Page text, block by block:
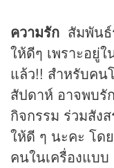
ความรัก สัมพัน
ให้ดีๆ เพราะอยู่
แล้ว!! สำหรับคน
สัปดาห์ อาจพบรั
กิจกรรม ร่วมสัง
ให้ดี ๆ นะคะ โด
คนในเครื่องแบบ